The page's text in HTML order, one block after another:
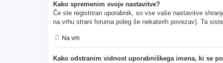
Kako spremenim svoje nastavitve?
Če ste registriran uporabnik, so vse vaše nastavitve
na vrhu strani foruma poleg še nekaterih povezav). Ta
Na vrh
Kako odstranim vidnost uporabniškega imena, ki se